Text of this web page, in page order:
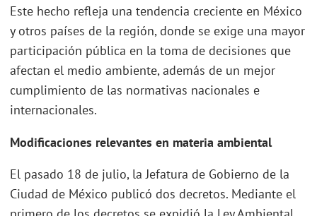
Este hecho refleja una tendencia creciente en México
y otros países de la región, donde se exige una mayor
participación pública en la toma de decisiones que
afectan el medio ambiente, además de un mejor
cumplimiento de las normativas nacionales e
internacionales.
Modificaciones relevantes en materia ambiental
El pasado 18 de julio, la Jefatura de Gobierno de la
Ciudad de México publicó dos decretos. Mediante el